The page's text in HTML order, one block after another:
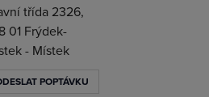
třída 2326,
01 Frýdek-
- Místek
POPTÁVKU